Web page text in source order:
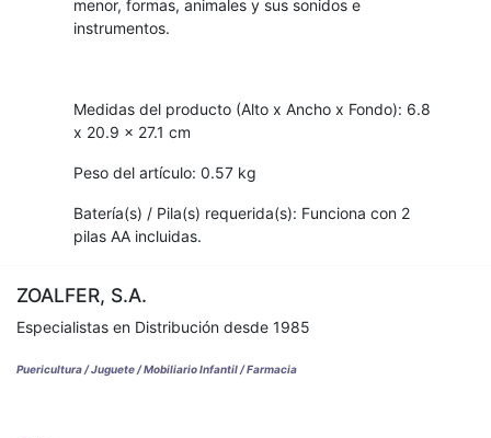
menor, formas, animales y sus sonidos e
instrumentos.
Medidas del producto (Alto x Ancho x Fondo): 6.8
x 20.9 x 27.1 cm
Peso del artículo: 0.57 kg
Batería(s) / Pila(s) requerida(s): Funciona con 2
pilas AA incluidas.
ZOALFER, S.A.
Especialistas en Distribución desde 1985
Puericultura / Juguete / Mobiliario Infantil / Farmacia